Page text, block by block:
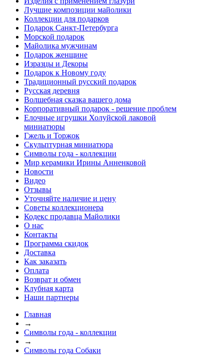
Лучшие композиции майолики
Коллекции для подарков
Подарок Санкт-Петербурга
Морской подарок
Майолика мужчинам
Подарок женщине
Изразцы и Декоры
Подарок к Новому году
Традиционный русский подарок
Русская деревня
Волшебная сказка вашего дома
Корпоративный подарок - решение проблем
Елочные игрушки Холуйской лаковой
миниатюры
Гжель и Торжок
Скульптурная миниатюра
Символы года - коллекции
Мир керамики Ирины Анненковой
Новости
Видео
Отзывы
Уточняйте наличие и цену
Советы коллекционера
Кодекс продавца Майолики
О нас
Контакты
Программа скидок
Доставка
Как заказать
Оплата
Возврат и обмен
Клубная карта
Наши партнеры
Главная
→
Символы года - коллекции
→
Символы года Собаки